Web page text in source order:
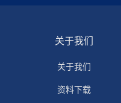
关于我们
关于我们
资料下载